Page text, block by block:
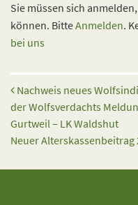
Sie müssen sich
können. BitteAnmelden.
bei uns
Beitrags-
Nachweis neues
der Wolfsverdachts
Gurtweil – LK Waldshut
Neuer Alterskassenbeitrag